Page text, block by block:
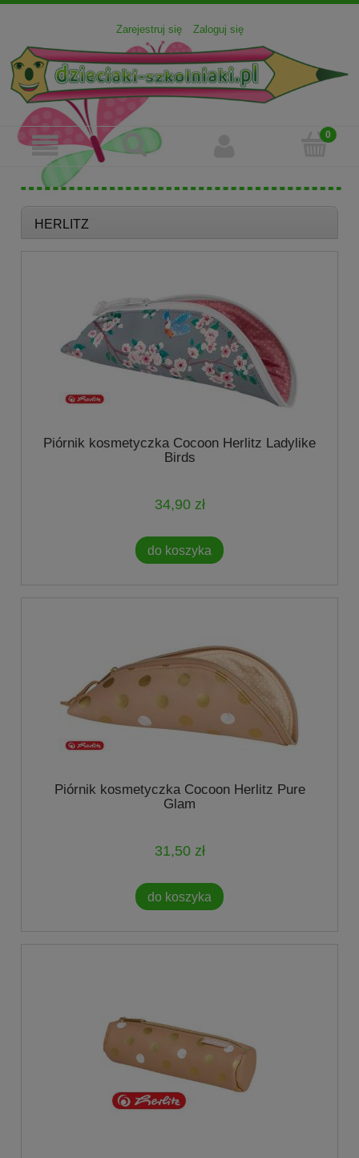
Zarejestruj się Zaloguj się
HERLITZ
Piórnik kosmetyczka Cocoon Herlitz Ladylike
Birds
34,90 zł
do koszyka
Piórnik kosmetyczka Cocoon Herlitz Pure
Glam
31,50 zł
do koszyka